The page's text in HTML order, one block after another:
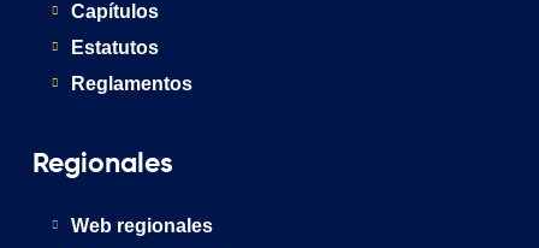
Capítulos
Estatutos
Reglamentos
Regionales
Web regionales